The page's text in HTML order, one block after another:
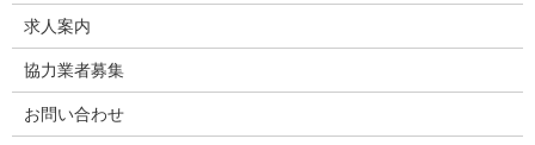
求人案内
協力業者募集
お問い合わせ